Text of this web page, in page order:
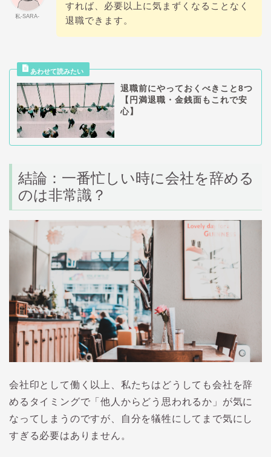
私-SARA-
すれば、必要以上に気まずくなることなく
退職できます。
退職前にやっておくべきこと8つ
【円満退職・金銭面もこれで安
心】
結論：一番忙しい時に会社を辞める
のは非常識？
会社印として働く以上、私たちはどうしても会社を辞
めるタイミングで「他人からどう思われるか」が気に
なってしまうのですが、自分を犠牲にしてまで気にし
すぎる必要はありません。